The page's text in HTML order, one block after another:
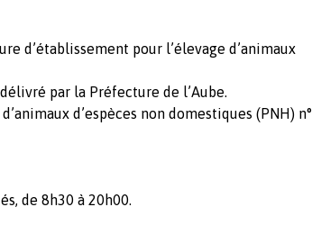
d’établissement pour l’élevage d’animaux
par la Préfecture de l’Aube.
d’espèces non domestiques (PNH) n°
de 8h30 à 20h00.